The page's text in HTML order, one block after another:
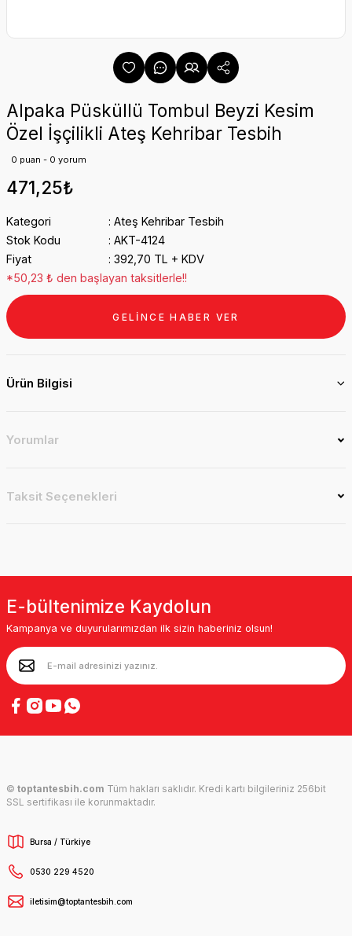
Alpaka Püsküllü Tombul Beyzi Kesim
Özel İşçilikli Ateş Kehribar Tesbih
0 puan - 0 yorum
471,25₺
Kategori
Ateş Kehribar Tesbih
Stok Kodu
AKT-4124
Fiyat
392,70 TL + KDV
*50,23 ₺ den başlayan taksitlerle!!
GELİNCE HABER VER
Ürün Bilgisi
Yorumlar
Taksit Seçenekleri
E-bültenimize Kaydolun
Kampanya ve duyurularımızdan ilk sizin haberiniz olsun!
© toptantesbih.com Tüm hakları saklıdır. Kredi kartı bilgileriniz 256bit
SSL sertifikası ile korunmaktadır.
Bursa / Türkiye
0530 229 4520
iletisim@toptantesbih.com